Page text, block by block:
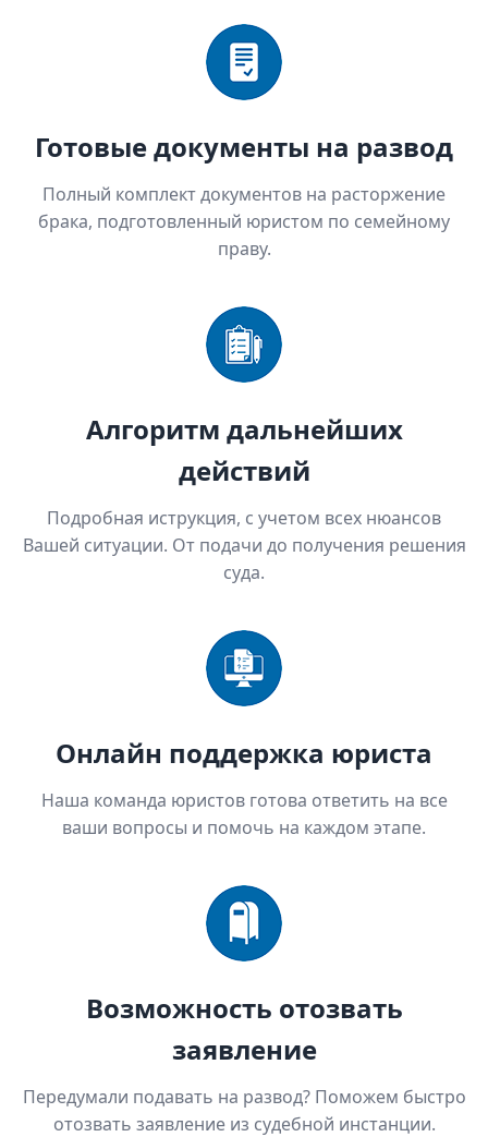
Готовые документы на развод
Полный комплект документов на расторжение
брака, подготовленный юристом по семейному
праву.
Алгоритм дальнейших
действий
Подробная иструкция, с учетом всех нюансов
Вашей ситуации. От подачи до получения решения
суда.
Онлайн поддержка юриста
Наша команда юристов готова ответить на все
ваши вопросы и помочь на каждом этапе.
Возможность отозвать
заявление
Передумали подавать на развод? Поможем быстро
отозвать заявление из судебной инстанции.